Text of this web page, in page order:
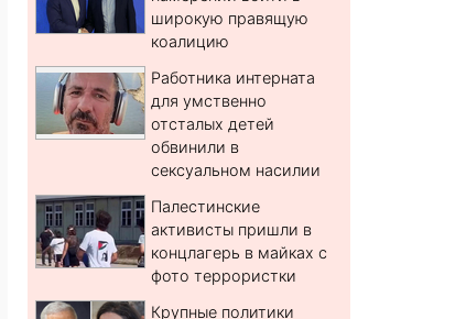
широкую правящую
коалицию
Работника интерната
для умственно
отсталых детей
обвинили в
сексуальном насилии
Палестинские
активисты пришли в
концлагерь в майках с
фото террористки
Крупные политики